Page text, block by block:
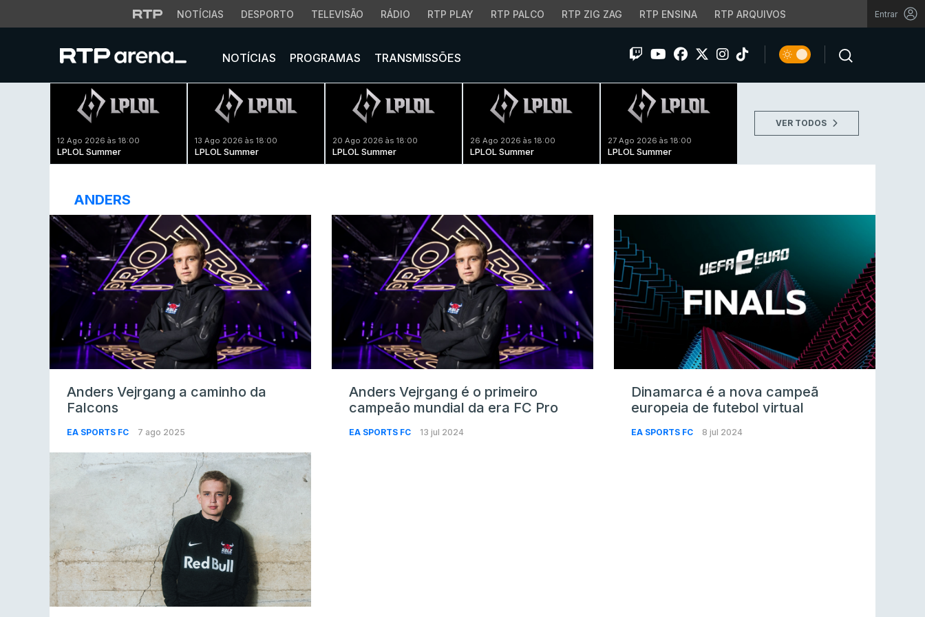
NOTÍCIAS DESPORTO TELEVISÃO RÁDIO RTP PLAY RTP PALCO RTP ZIG ZAG RTP ENSINA RTP ARQUIVOS Entrar
NOTÍCIAS PROGRAMAS TRANSMISSÕES
12 Ago 2026 às 18:00
LPLOL Summer
13 Ago 2026 às 18:00
LPLOL Summer
20 Ago 2026 às 18:00
LPLOL Summer
26 Ago 2026 às 18:00
LPLOL Summer
27 Ago 2026 às 18:00
LPLOL Summer
VER TODOS
ANDERS
Anders Vejrgang a caminho da
Falcons
EA SPORTS FC 7 ago 2025
Anders Vejrgang é o primeiro
campeão mundial da era FC Pro
EA SPORTS FC 13 jul 2024
Dinamarca é a nova campeã
europeia de futebol virtual
EA SPORTS FC 8 jul 2024